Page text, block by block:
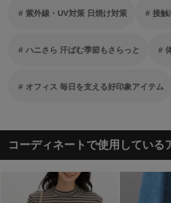
紫外線・UV対策 日焼け対策 接触
ハニさら 汗ばむ季節もさらっと
オフィス 毎日を支える好印象アイテム
コーディネートで使用している